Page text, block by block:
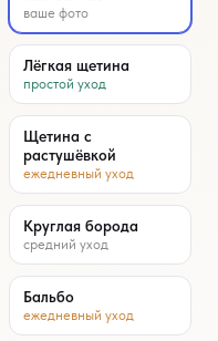
ваше фото
Лёгкая щетина
простой уход
Щетина с
растушёвкой
ежедневный уход
Круглая борода
средний уход
Бальбо
ежедневный уход